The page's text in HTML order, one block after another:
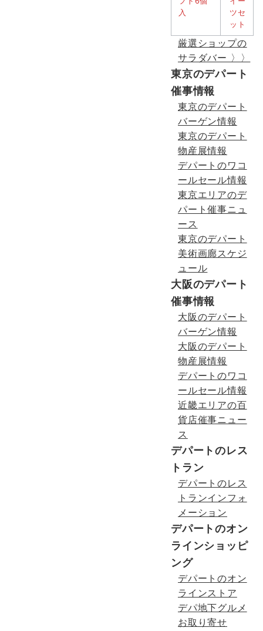
厳選ショップの
サラダバー 〉〉
東京のデパート
催事情報
東京のデパート
バーゲン情報
東京のデパート
物産展情報
デパートのワコ
ールセール情報
東京エリアのデ
パート催事ニュ
ース
東京のデパート
美術画廊スケジ
ュール
大阪のデパート
催事情報
大阪のデパート
バーゲン情報
大阪のデパート
物産展情報
デパートのワコ
ールセール情報
近畿エリアの百
貨店催事ニュー
ス
デパートのレス
トラン
デパートのレス
トランインフォ
メーション
デパートのオン
ラインショッピ
ング
デパートのオン
ラインストア
デパ地下グルメ
お取り寄せ